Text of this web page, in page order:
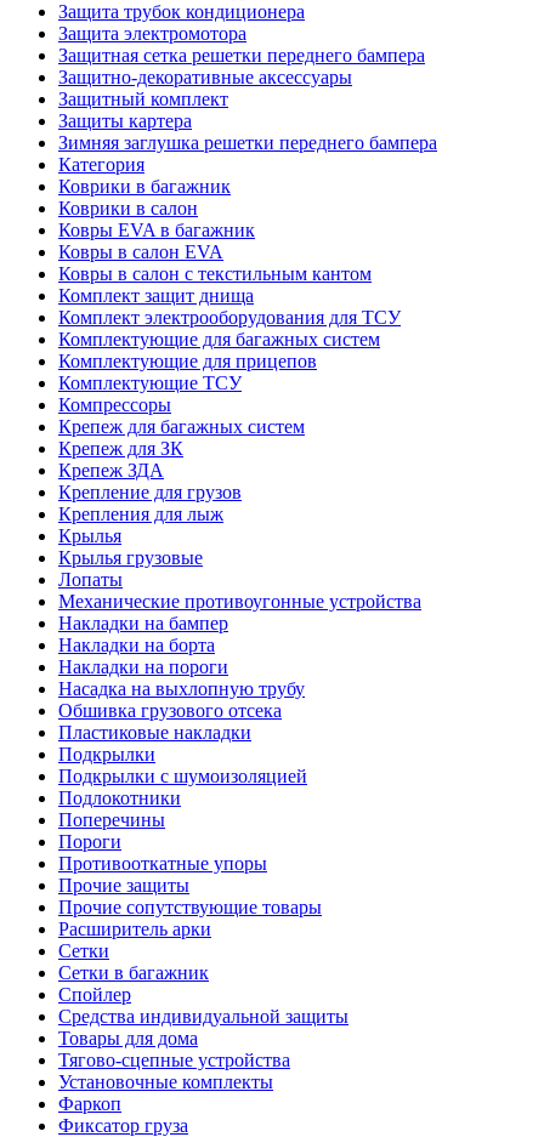
Защита трубок кондиционера
Защита электромотора
Защитная сетка решетки переднего бампера
Защитно-декоративные аксессуары
Защитный комплект
Защиты картера
Зимняя заглушка решетки переднего бампера
Категория
Коврики в багажник
Коврики в салон
Ковры EVA в багажник
Ковры в салон EVA
Ковры в салон с текстильным кантом
Комплект защит днища
Комплект электрооборудования для ТСУ
Комплектующие для багажных систем
Комплектующие для прицепов
Комплектующие ТСУ
Компрессоры
Крепеж для багажных систем
Крепеж для ЗК
Крепеж ЗДА
Крепление для грузов
Крепления для лыж
Крылья
Крылья грузовые
Лопаты
Механические противоугонные устройства
Накладки на бампер
Накладки на борта
Накладки на пороги
Насадка на выхлопную трубу
Обшивка грузового отсека
Пластиковые накладки
Подкрылки
Подкрылки с шумоизоляцией
Подлокотники
Поперечины
Пороги
Противооткатные упоры
Прочие защиты
Прочие сопутствующие товары
Расширитель арки
Сетки
Сетки в багажник
Спойлер
Средства индивидуальной защиты
Товары для дома
Тягово-сцепные устройства
Установочные комплекты
Фаркоп
Фиксатор груза